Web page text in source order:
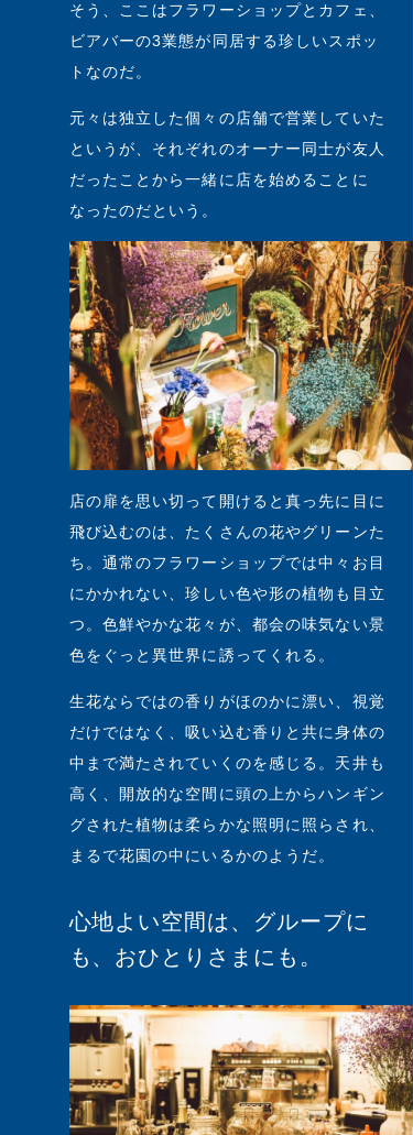
そう、ここはフラワーショップとカフェ、
ビアバーの3業態が同居する珍しいスポッ
トなのだ。
元々は独立した個々の店舗で営業していた
というが、それぞれのオーナー同士が友人
だったことから一緒に店を始めることに
なったのだという。
店の扉を思い切って開けると真っ先に目に
飛び込むのは、たくさんの花やグリーンた
ち。通常のフラワーショップでは中々お目
にかかれない、珍しい色や形の植物も目立
つ。色鮮やかな花々が、都会の味気ない景
色をぐっと異世界に誘ってくれる。
生花ならではの香りがほのかに漂い、視覚
だけではなく、吸い込む香りと共に身体の
中まで満たされていくのを感じる。天井も
高く、開放的な空間に頭の上からハンギン
グされた植物は柔らかな照明に照らされ、
まるで花園の中にいるかのようだ。
心地よい空間は、グループに
も、おひとりさまにも。